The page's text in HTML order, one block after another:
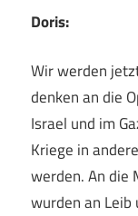
Doris:
Wir werden
denken an die
Israel und im
Kriege in
werden. An die
wurden an Leib